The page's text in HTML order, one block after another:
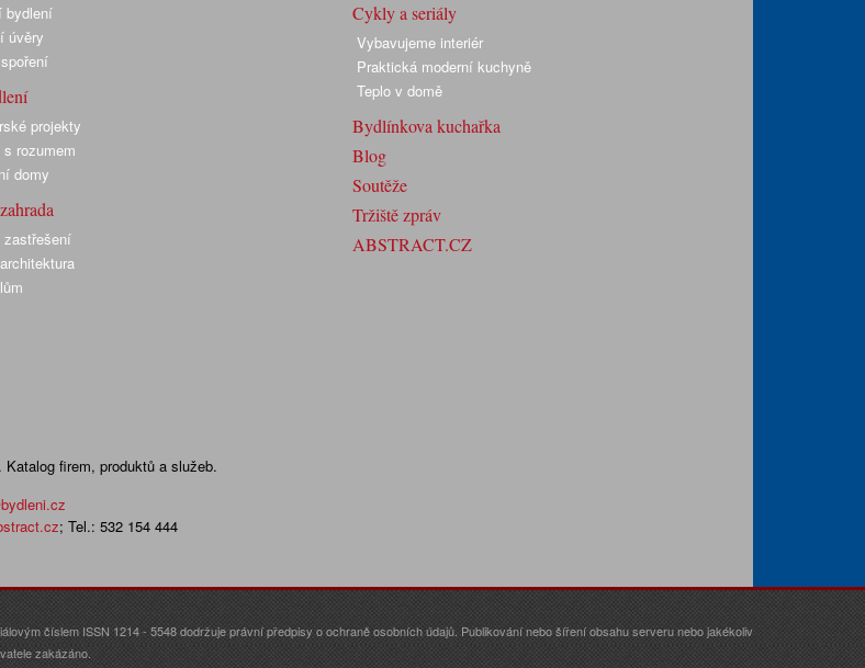
bydlení
úvěry
projekty
rozumem
domy
zastřešení
Cykly a seriály
Vybavujeme interiér
Praktická moderní kuchyně
Teplo v domě
Bydlínkova kuchařka
Blog
Soutěže
Tržiště zpráv
ABSTRACT.CZ
firem, produktů a služeb.
; Tel.: 532 154 444
číslem ISSN 1214 - 5548 dodržuje právní předpisy o ochraně osobních údajů. Publikování nebo šíření obsahu serveru nebo jakékoliv
zakázáno.